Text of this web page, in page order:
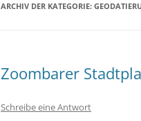
ARCHIV DER KATEGORIE:
Zoombarer
Schreibe eine Antwort